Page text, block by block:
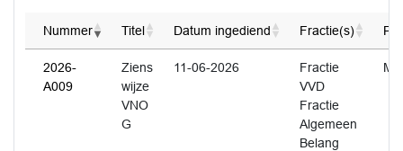
Nummer Titel Datum ingediend Fractie(s)
2026-
A009
Ziens
wijze
VNO
G
11-06-2026
Fractie
VVD
Fractie
Algemeen
Belang
M.